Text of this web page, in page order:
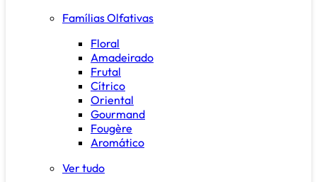
Famílias Olfativas
Floral
Amadeirado
Frutal
Cítrico
Oriental
Gourmand
Fougère
Aromático
Ver tudo